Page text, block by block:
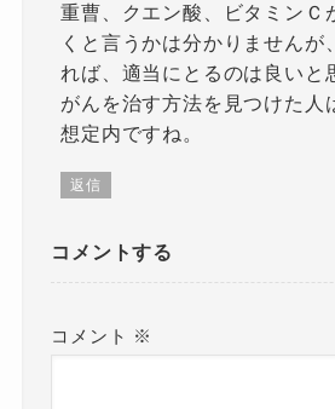
重曹、クエン酸、ビタミンＣ
くと言うかは分かりませんが
れば、適当にとるのは良いと
がんを治す方法を見つけた人
想定内ですね。
返信
コメントする
コメント ※